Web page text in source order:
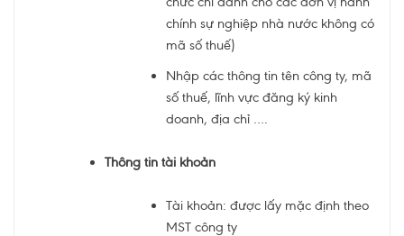
chính sự nghiệp nhà nước không có
mã số thuế)
Nhập các thông tin tên công ty, mã
số thuế, lĩnh vực đăng ký kinh
doanh, địa chỉ ….
Thông tin tài khoản
Tài khoản: được lấy mặc định theo
MST công ty